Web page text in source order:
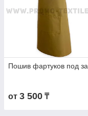
Пошив фартуков под
от 3 500 ₸